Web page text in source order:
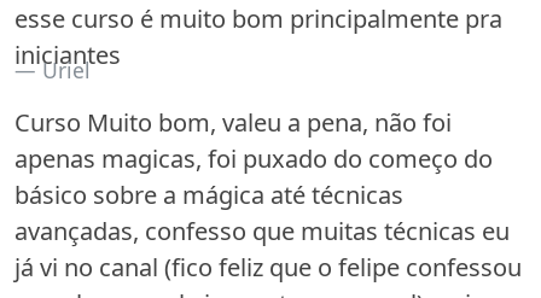
esse curso é muito bom principalmente pra
iniciantes
Uriel
Curso Muito bom, valeu a pena, não foi
apenas magicas, foi puxado do começo do
básico sobre a mágica até técnicas
avançadas, confesso que muitas técnicas eu
já vi no canal (fico feliz que o felipe confessou